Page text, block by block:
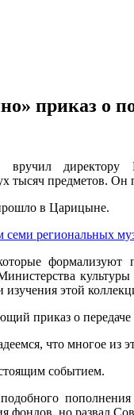
приказ о
директору
тысяч предметов.
в Царицыне.
семи региональных
формализуют
изучения этой
приказ о передаче
что многое
событием.
но развал